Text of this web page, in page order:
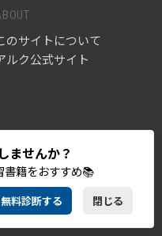
ませんか？
書籍をおすすめ📚
料診断する 閉じる
のサイトについて
ルク公式サイト